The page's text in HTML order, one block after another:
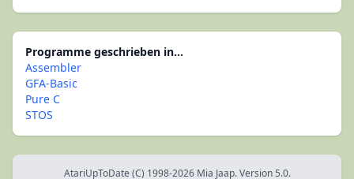
Programme geschrieben in...
Assembler
GFA-Basic
Pure C
STOS
AtariUpToDate (C) 1998-2026 Mia Jaap. Version 5.0.